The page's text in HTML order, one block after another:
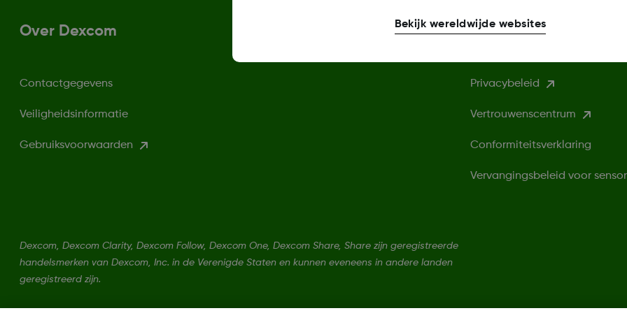
Over Dexcom
Contactgegevens
Veiligheidsinformatie
Gebruiksvoorwaarden
Meer informatie
Privacybeleid
Vertrouwenscentrum
Conformiteitsverklaring
Vervangingsbeleid voor
Dexcom, Dexcom Clarity, Dexcom Follow, Dexcom One, Dexcom Share, Share zijn geregistreerde
handelsmerken van Dexcom, Inc. in de Verenigde Staten en kunnen eveneens in andere landen
geregistreerd zijn.
Bekijk wereldwijde websites